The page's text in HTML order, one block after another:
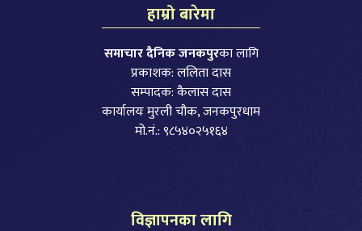
हाम्रो बारेमा
समाचार दैनिक जनकपुरका लागि
प्रकाशक: ललिता दास
सम्पादक: कैलास दास
कार्यालयः मुरली चौक, जनकपुरधाम
मो.नं.: ९८५४०२५१६४
विज्ञापनका लागि